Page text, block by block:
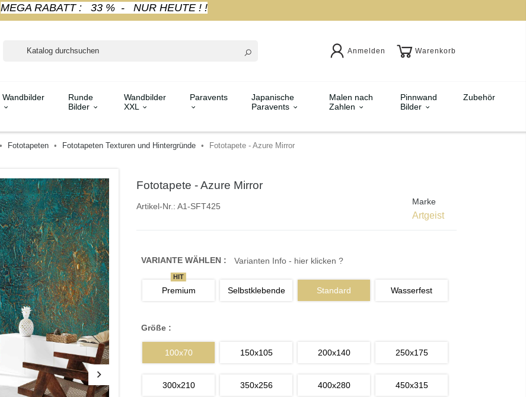
MEGA RABATT : 33 % - NUR HEUTE ! !
Anmelden Warenkorb
Wandbilder
Runde
Bilder
Wandbilder
XXL
Paravents
Japanische
Paravents
Malen nach
Zahlen
Pinnwand
Bilder
Zubehör
Fototapeten Fototapeten Texturen und Hintergründe Fototapete - Azure Mirror
Fototapete - Azure Mirror
Artikel-Nr.: A1-SFT425 Marke
Artgeist
VARIANTE WÄHLEN : Varianten Info - hier klicken ?
Premium
HIT
Selbstklebende Standard Wasserfest
Größe :
100x70 150x105 200x140 250x175
300x210 350x256 400x280 450x315